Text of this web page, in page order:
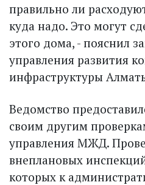
правильно ли
куда надо. Это могут
этого дома, - пояснил
управления развития
инфраструктуры
Ведомство
своим другим
управления МЖД.
внеплановых
которых к